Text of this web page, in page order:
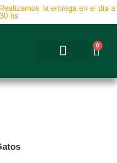
la entrega en el dia a
hs
0